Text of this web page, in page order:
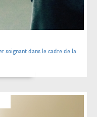
soignant dans le cadre de la